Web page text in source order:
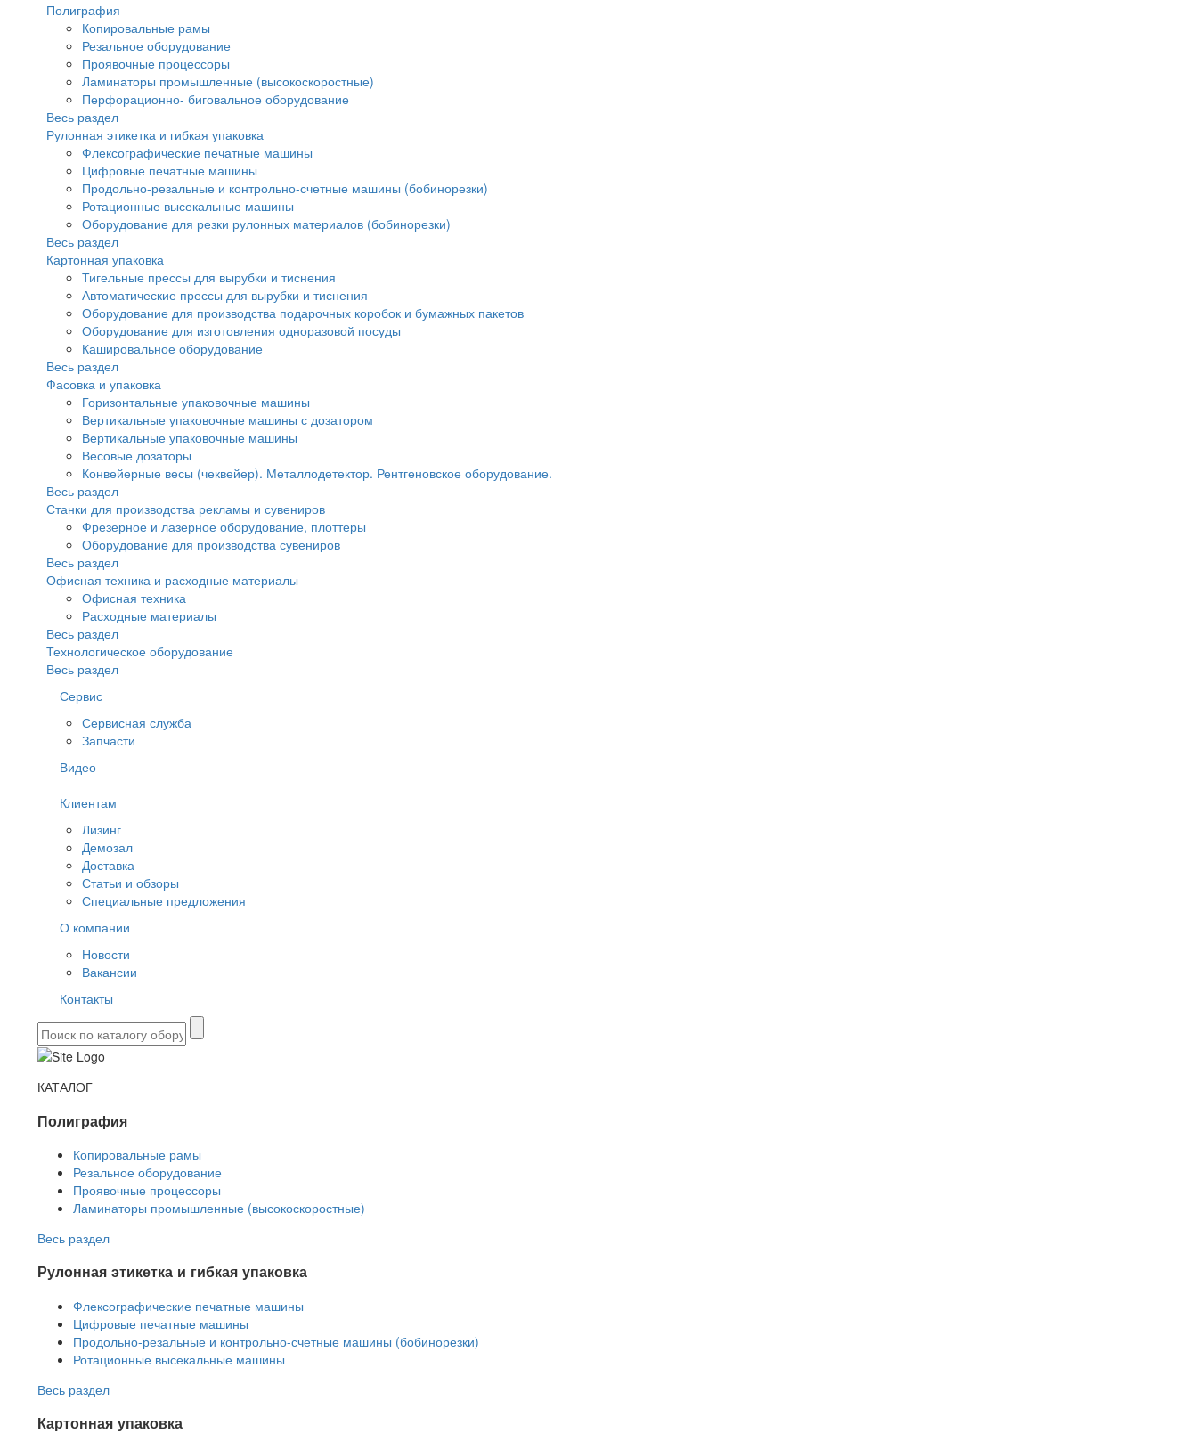
Полиграфия
Копировальные рамы
Резальное оборудование
Проявочные процессоры
Ламинаторы промышленные (высокоскоростные)
Перфорационно- биговальное оборудование
Весь раздел
Рулонная этикетка и гибкая упаковка
Флексографические печатные машины
Цифровые печатные машины
Продольно-резальные и контрольно-счетные машины (бобинорезки)
Ротационные высекальные машины
Оборудование для резки рулонных материалов (бобинорезки)
Весь раздел
Картонная упаковка
Тигельные прессы для вырубки и тиснения
Автоматические прессы для вырубки и тиснения
Оборудование для производства подарочных коробок и бумажных пакетов
Оборудование для изготовления одноразовой посуды
Кашировальное оборудование
Весь раздел
Фасовка и упаковка
Горизонтальные упаковочные машины
Вертикальные упаковочные машины с дозатором
Вертикальные упаковочные машины
Весовые дозаторы
Конвейерные весы (чеквейер). Металлодетектор. Рентгеновское оборудование.
Весь раздел
Станки для производства рекламы и сувениров
Фрезерное и лазерное оборудование, плоттеры
Оборудование для производства сувениров
Весь раздел
Офисная техника и расходные материалы
Офисная техника
Расходные материалы
Весь раздел
Технологическое оборудование
Весь раздел
Сервис
Сервисная служба
Запчасти
Видео
Клиентам
Лизинг
Демозал
Доставка
Статьи и обзоры
Специальные предложения
О компании
Новости
Вакансии
Контакты
КАТАЛОГ
Полиграфия
Копировальные рамы
Резальное оборудование
Проявочные процессоры
Ламинаторы промышленные (высокоскоростные)
Весь раздел
Рулонная этикетка и гибкая упаковка
Флексографические печатные машины
Цифровые печатные машины
Продольно-резальные и контрольно-счетные машины (бобинорезки)
Ротационные высекальные машины
Весь раздел
Картонная упаковка